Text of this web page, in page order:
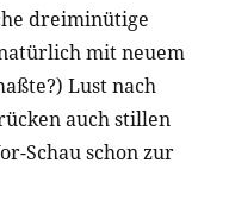
dreiminütige
mit neuem
Lust nach
auch stillen
Schau schon zur